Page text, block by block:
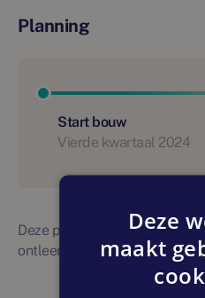
Planning
Start bouw
Vierde kwartaal 2024
Deze planning is indicatief. Er
ontleend worden aan
Deze
maakt